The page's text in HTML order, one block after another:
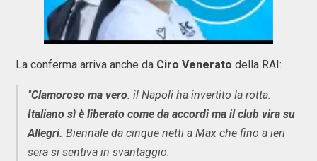
La conferma arriva anche da Ciro Venerato della RAI:
"Clamoroso ma vero: il Napoli ha invertito la rotta.
Italiano sì è liberato come da accordi ma il club vira su
Allegri. Biennale da cinque netti a Max che fino a ieri
sera si sentiva in svantaggio.